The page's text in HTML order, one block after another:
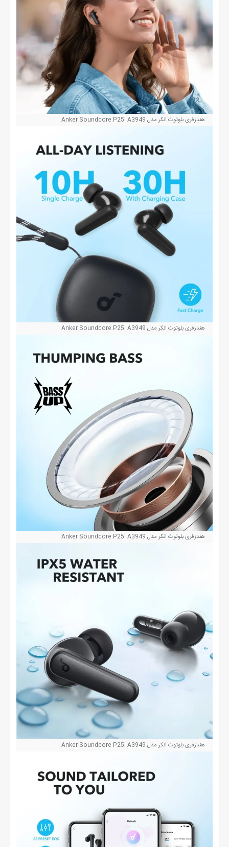
هندزفری بلوتوث انکر مدل Anker Soundcore P25i A3949
هندزفری بلوتوث انکر مدل Anker Soundcore P25i A3949
هندزفری بلوتوث انکر مدل Anker Soundcore P25i A3949
هندزفری بلوتوث انکر مدل Anker Soundcore P25i A3949